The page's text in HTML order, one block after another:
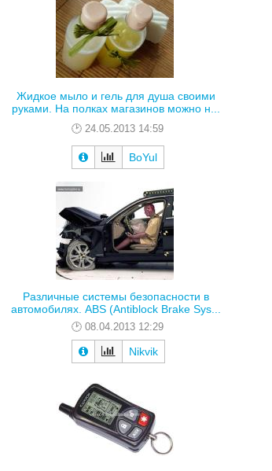
Жидкое мыло и гель для душа своими
руками. На полках магазинов можно н...
24.05.2013 14:59
BoYul
Различные системы безопасности в
автомобилях. ABS (Antiblock Brake Sys...
08.04.2013 12:29
Nikvik